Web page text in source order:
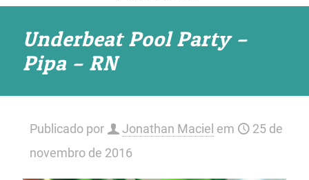
Underbeat Pool Party –
Pipa – RN
Publicado por Jonathan Maciel em
25 de
novembro de 2016